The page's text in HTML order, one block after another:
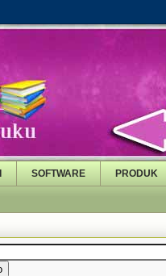
SOFTWARE PRODUK